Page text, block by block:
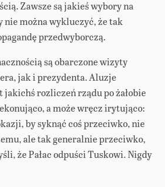
Zawsze są jakieś wybory na
nie można wykluczyć, że tak
przedwyborczą.
są obarczone wizyty
jak i prezydenta. Aluzje
jakichś rozliczeń rządu po żałobie
a może wręcz irytująco:
by syknąć coś przeciwko, nie
ale tak generalnie przeciwko,
że Pałac odpuści Tuskowi. Nigdy